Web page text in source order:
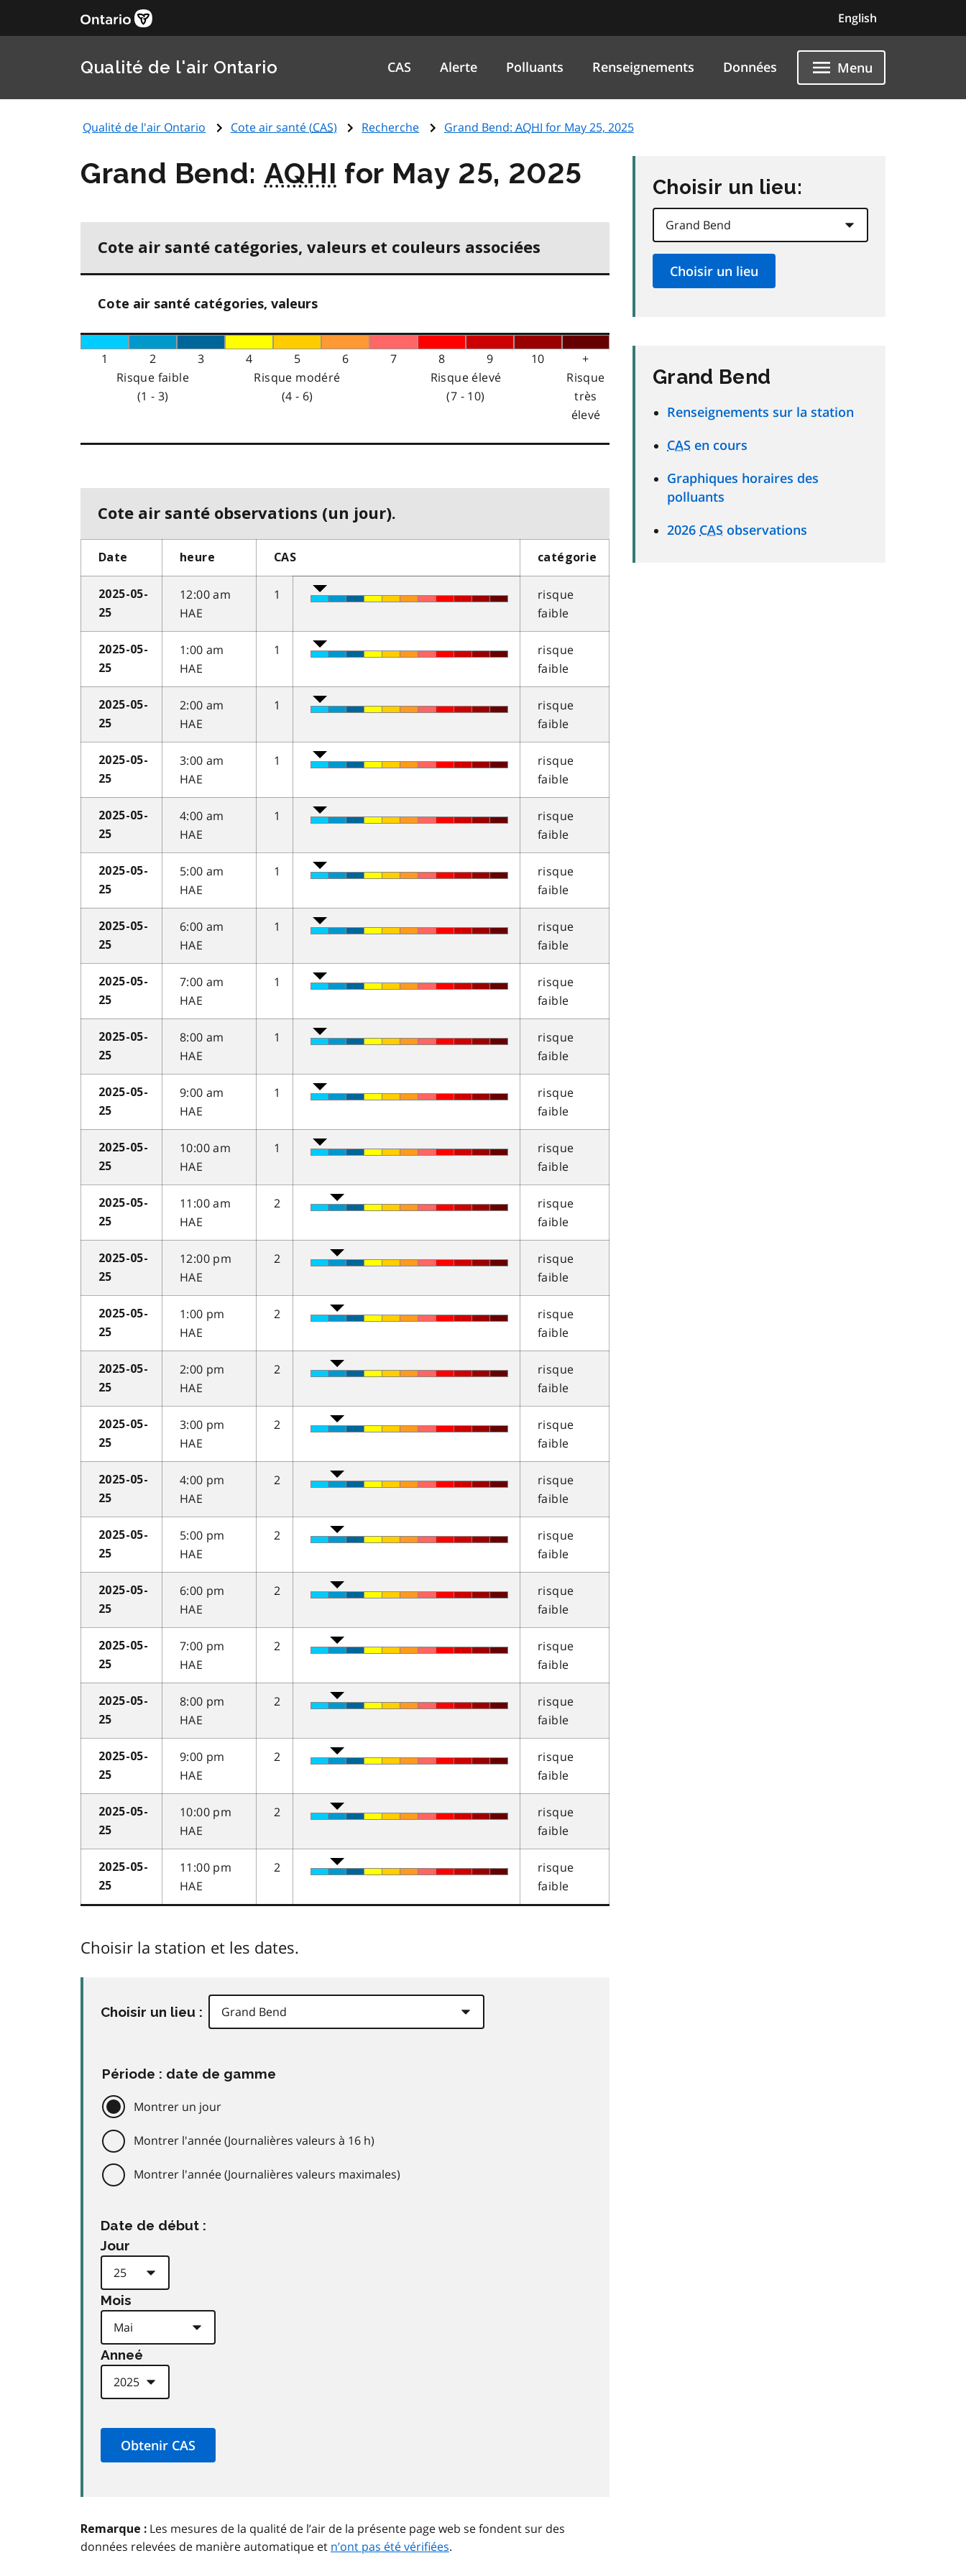
English
Qualité de l'air Ontario CAS Alerte Polluants Renseignements Données Menu
Qualité de l'air Ontario Cote air santé (CAS) Recherche Grand Bend: AQHI for May 25, 2025
Grand Bend: AQHI for May 25, 2025
Cote air santé catégories, valeurs et couleurs associées
Cote air santé catégories, valeurs
1 2 3 4 5 6 7 8 9 10
+
Risque faible
(1 - 3)
Risque modéré
(4 - 6)
Risque élevé
(7 - 10)
Risque
très
élevé
Cote air santé observations (un jour).
Date heure CAS catégorie
2025-05-
25
12:00 am
HAE
1
risque
faible
2025-05-
25
1:00 am
HAE
1
risque
faible
2025-05-
25
2:00 am
HAE
1
risque
faible
2025-05-
25
3:00 am
HAE
1
risque
faible
2025-05-
25
4:00 am
HAE
1
risque
faible
2025-05-
25
5:00 am
HAE
1
risque
faible
2025-05-
25
6:00 am
HAE
1
risque
faible
2025-05-
25
7:00 am
HAE
1
risque
faible
2025-05-
25
8:00 am
HAE
1
risque
faible
2025-05-
25
9:00 am
HAE
1
risque
faible
2025-05-
25
10:00 am
HAE
1
risque
faible
2025-05-
25
11:00 am
HAE
2
risque
faible
2025-05-
25
12:00 pm
HAE
2
risque
faible
2025-05-
25
1:00 pm
HAE
2
risque
faible
2025-05-
25
2:00 pm
HAE
2
risque
faible
2025-05-
25
3:00 pm
HAE
2
risque
faible
2025-05-
25
4:00 pm
HAE
2
risque
faible
2025-05-
25
5:00 pm
HAE
2
risque
faible
2025-05-
25
6:00 pm
HAE
2
risque
faible
2025-05-
25
7:00 pm
HAE
2
risque
faible
2025-05-
25
8:00 pm
HAE
2
risque
faible
2025-05-
25
9:00 pm
HAE
2
risque
faible
2025-05-
25
10:00 pm
HAE
2
risque
faible
2025-05-
25
11:00 pm
HAE
2
risque
faible
Choisir la station et les dates.
Choisir un lieu :
Période : date de gamme
Montrer un jour
Montrer l'année (Journalières valeurs à 16 h)
Montrer l'année (Journalières valeurs maximales)
Date de début :
Jour
Mois
Anneé
Remarque : Les mesures de la qualité de l’air de la présente page web se fondent sur des
données relevées de manière automatique et n’ont pas été vérifiées.
Choisir un lieu:
Grand Bend
Renseignements sur la station
CAS en cours
Graphiques horaires des
polluants
2026 CAS observations